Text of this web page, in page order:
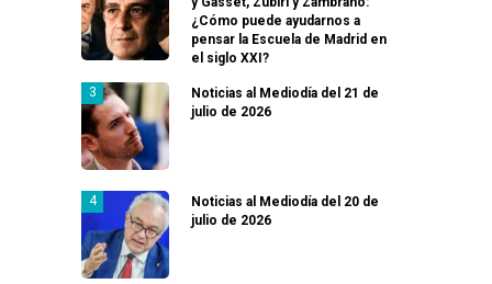
¿Cómo puede ayudarnos a
pensar la Escuela de Madrid en
el siglo XXI?
Noticias al Mediodía del 21 de
julio de 2026
Noticias al Mediodía del 20 de
julio de 2026